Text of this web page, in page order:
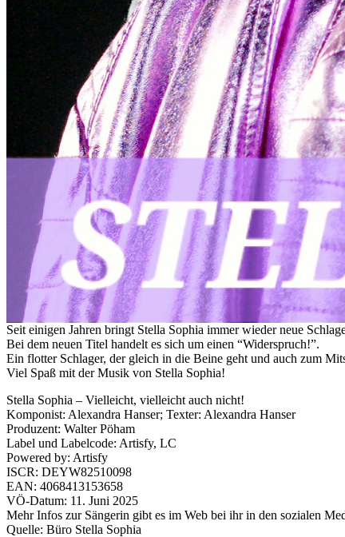
Seit einigen Jahren bringt Stella Sophia immer wieder neue
Bei dem neuen Titel handelt es sich um einen “Widerspruch!”.
Ein flotter Schlager, der gleich in die Beine geht und auch zum
Viel Spaß mit der Musik von Stella Sophia!
Stella Sophia – Vielleicht, vielleicht auch nicht!
Komponist: Alexandra Hanser; Texter: Alexandra Hanser
Produzent: Walter Pöham
Label und Labelcode: Artisfy, LC
Powered by: Artisfy
ISCR: DEYW82510098
EAN: 4068413153658
VÖ-Datum: 11. Juni 2025
Mehr Infos zur Sängerin gibt es im Web bei ihr in den sozialen
Quelle: Büro Stella Sophia